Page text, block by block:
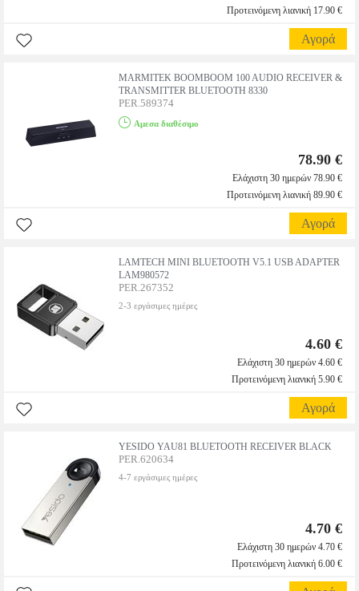
Προτεινόμενη λιανική 17.90 €
Αγορά
MARMITEK BOOMBOOM 100 AUDIO RECEIVER &
TRANSMITTER BLUETOOTH 8330
PER.589374
Αμεσα διαθέσιμο
78.90 €
Ελάχιστη 30 ημερών 78.90 €
Προτεινόμενη λιανική 89.90 €
Αγορά
LAMTECH MINI BLUETOOTH V5.1 USB ADAPTER
LAM980572
PER.267352
2-3 εργάσιμες ημέρες
4.60 €
Ελάχιστη 30 ημερών 4.60 €
Προτεινόμενη λιανική 5.90 €
Αγορά
YESIDO YAU81 BLUETOOTH RECEIVER BLACK
PER.620634
4-7 εργάσιμες ημέρες
4.70 €
Ελάχιστη 30 ημερών 4.70 €
Προτεινόμενη λιανική 6.00 €